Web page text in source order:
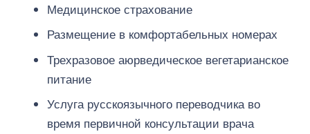
Медицинское страхование
Размещение в комфортабельных номерах
Трехразовое аюрведическое вегетарианское
питание
Услуга русскоязычного переводчика во
время первичной консультации врача